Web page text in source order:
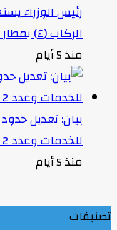
رئيس الوزراء
الركاب (٤) بمطار القاهرة الدولي
منذ 5 أيام
بيان: تعديل
للخدمات وعدد 2 قرية بالظهير الصحراوي
منذ 5 أيام
تصنيفات